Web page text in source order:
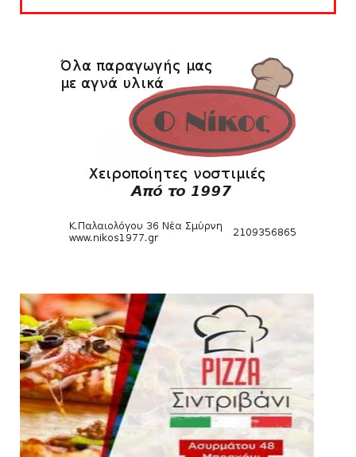
Θλίψη για τον χαμό του Γιώργου
SLIDE
Ξεκινά η ελεύθερη διάθεση των εισιτηρίων
διαρκείας του βόλεϊ...
August 04, 2026
HEADLINES
Kυανέρυθρη και επίσημα η Πάτερου
August 04, 2026
Πανιώνια Εκπομπή: Έπεσε η αυλαία της
ΕΠΙΚΑΙΡΟΤΗΤΑ
LIVE η Πανιώνια Εκπομπή!
August 03, 2026